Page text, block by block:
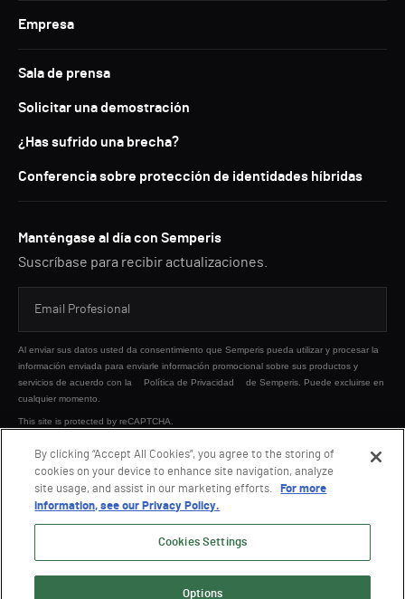
Empresa
Sala de prensa
Solicitar una demostración
¿Has sufrido una brecha?
Conferencia sobre protección de identidades híbridas
Manténgase al día con Semperis
Suscríbase para recibir actualizaciones.
Al enviar sus datos usted da consentimiento que Semperis pueda utilizar y procesar la
información enviada para enviarle información promocional sobre sus productos y
servicios de acuerdo con la
Política de Privacidad
de Semperis. Puede excluirse en
cualquier momento.
This site is protected by reCAPTCHA.
ENVIAR
By clicking “Accept All Cookies”, you agree to the storing of
cookies on your device to enhance site navigation, analyze
site usage, and assist in our marketing efforts.
For more
information, see our Privacy Policy.
Cookies Settings
Options